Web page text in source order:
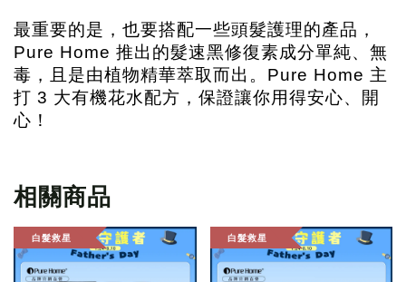
最重要的是，也要搭配一些頭髮護理的產品，
Pure Home 推出的髮速黑修復素成分單純、無
毒，且是由植物精華萃取而出。Pure Home 主
打 3 大有機花水配方，保證讓你用得安心、開
心！
相關商品
白髮救星 白髮救星